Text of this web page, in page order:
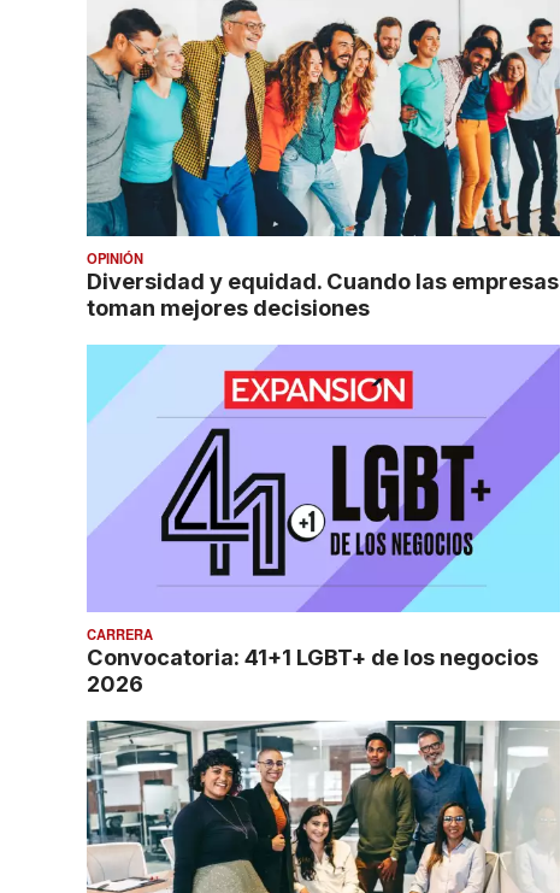
OPINIÓN
Diversidad y equidad. Cuando las empresas
toman mejores decisiones
CARRERA
Convocatoria: 41+1 LGBT+ de los negocios
2026